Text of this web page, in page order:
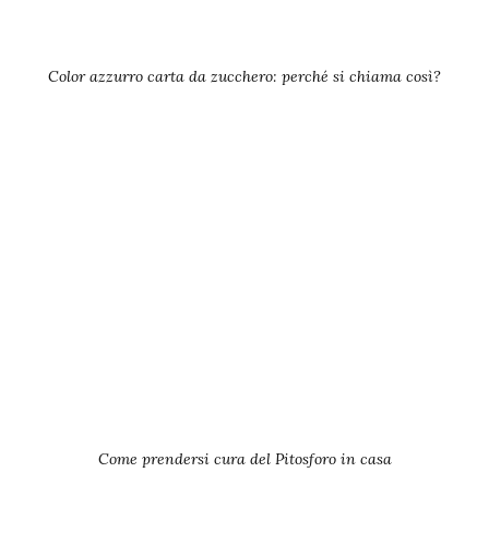
Color azzurro carta da zucchero: perché si chiama così?
Come prendersi cura del Pitosforo in casa